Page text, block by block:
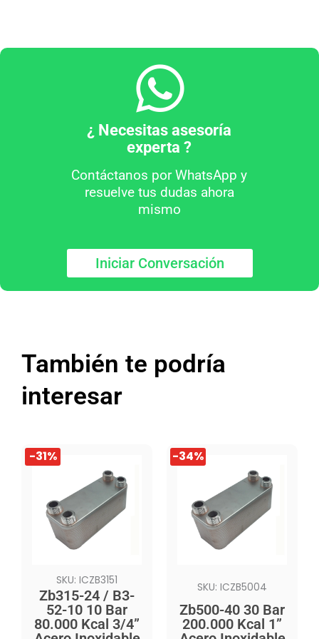
¿ Necesitas asesoría
experta ?
Contáctanos por WhatsApp y
resuelve tus dudas ahora
mismo
Iniciar Conversación
También te podría
interesar
-31%
SKU: ICZB3151
Zb315-24 / B3-
52-10 10 Bar
80.000 Kcal 3/4”
El
precio
original
era:
$609.990.
El
precio
es:
$418.990.
-34%
SKU: ICZB5004
Zb500-40 30 Bar
200.000 Kcal 1”
El
precio
original
era:
$949.990.
El
precio
es:
$629.990.